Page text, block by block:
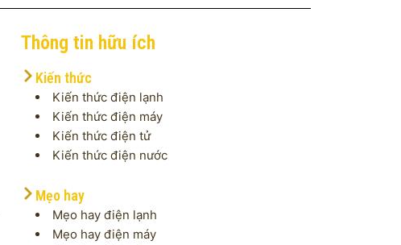
Thông tin hữu ích
Kiến thức
Kiến thức điện lạnh
Kiến thức điện máy
Kiến thức điện tử
Kiến thức điện nước
Mẹo hay
Mẹo hay điện lạnh
Mẹo hay điện máy